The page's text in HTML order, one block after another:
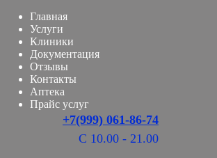
Главная
Услуги
Клиники
Документация
Отзывы
Контакты
Аптека
Прайс услуг
+7(999) 061-86-74
С 10.00 - 21.00